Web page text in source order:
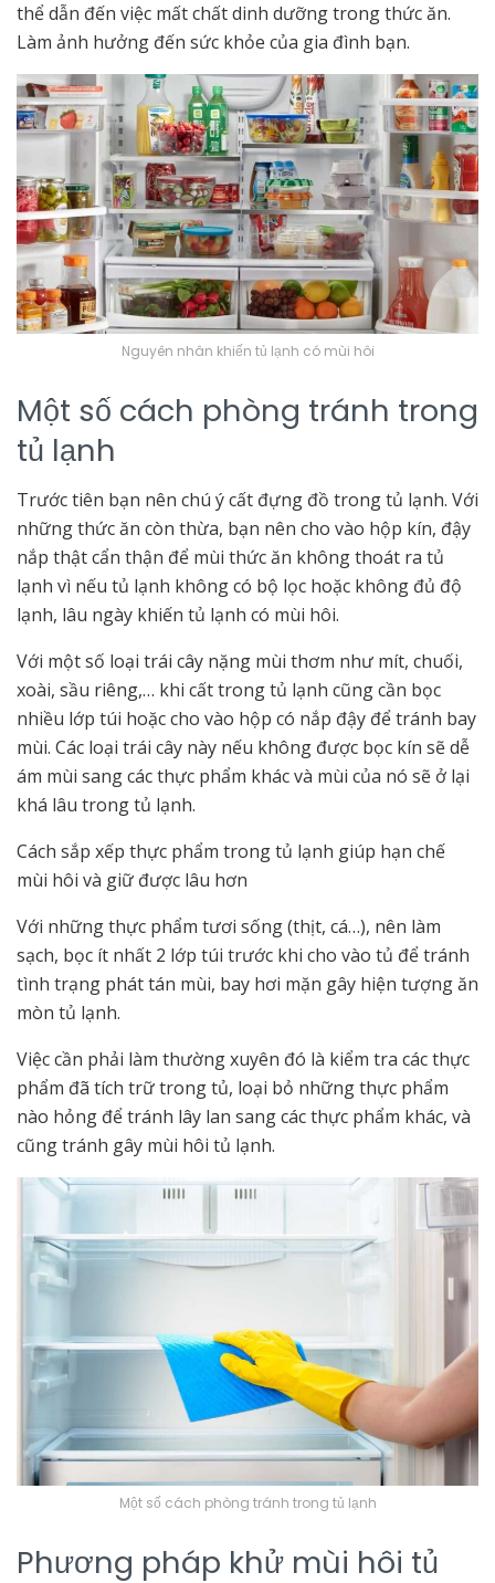
thể dẫn đến việc mất chất dinh dưỡng trong thức ăn.
Làm ảnh hưởng đến sức khỏe của gia đình bạn.
Nguyên nhân khiến tủ lạnh có mùi hôi
Một số cách phòng tránh trong
tủ lạnh
Trước tiên bạn nên chú ý cất đựng đồ trong tủ lạnh. Với
những thức ăn còn thừa, bạn nên cho vào hộp kín, đậy
nắp thật cẩn thận để mùi thức ăn không thoát ra tủ
lạnh vì nếu tủ lạnh không có bộ lọc hoặc không đủ độ
lạnh, lâu ngày khiến tủ lạnh có mùi hôi.
Với một số loại trái cây nặng mùi thơm như mít, chuối,
xoài, sầu riêng,… khi cất trong tủ lạnh cũng cần bọc
nhiều lớp túi hoặc cho vào hộp có nắp đậy để tránh bay
mùi. Các loại trái cây này nếu không được bọc kín sẽ dễ
ám mùi sang các thực phẩm khác và mùi của nó sẽ ở lại
khá lâu trong tủ lạnh.
Cách sắp xếp thực phẩm trong tủ lạnh giúp hạn chế
mùi hôi và giữ được lâu hơn
Với những thực phẩm tươi sống (thịt, cá…), nên làm
sạch, bọc ít nhất 2 lớp túi trước khi cho vào tủ để tránh
tình trạng phát tán mùi, bay hơi mặn gây hiện tượng ăn
mòn tủ lạnh.
Việc cần phải làm thường xuyên đó là kiểm tra các thực
phẩm đã tích trữ trong tủ, loại bỏ những thực phẩm
nào hỏng để tránh lây lan sang các thực phẩm khác, và
cũng tránh gây mùi hôi tủ lạnh.
Một số cách phòng tránh trong tủ lạnh
Phương pháp khử mùi hôi tủ